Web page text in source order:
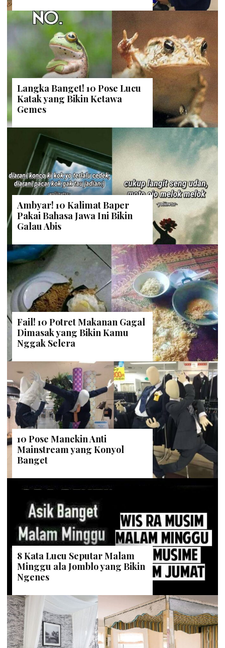
Langka Banget! 10 Pose Lucu
Katak yang Bikin Ketawa
Gemes
Ambyar! 10 Kalimat Baper
Pakai Bahasa Jawa Ini Bikin
Galau Abis
Fail! 10 Potret Makanan Gagal
Dimasak yang Bikin Kamu
Nggak Selera
10 Pose Manekin Anti
Mainstream yang Konyol
Banget
8 Kata Lucu Seputar Malam
Minggu ala Jomblo yang Bikin
Ngenes